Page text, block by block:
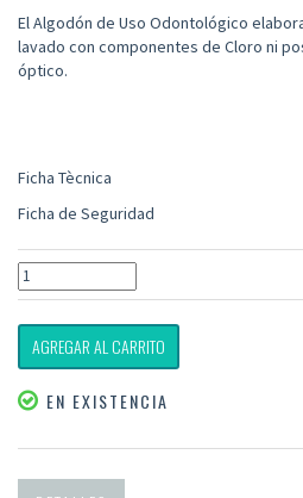
El Algodón de Uso Odontológico
lavado con componentes de Cloro ni
óptico.
Ficha Tècnica
Ficha de Seguridad
AGREGAR AL CARRITO
EN EXISTENCIA